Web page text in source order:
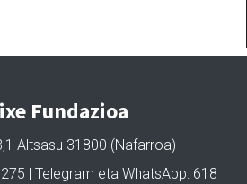
Fundazioa
Altsasu 31800 (Nafarroa)
| Telegram eta WhatsApp: 618